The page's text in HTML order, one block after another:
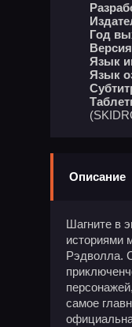
Год
Язык
Язык
Описание
Шагните в
историями
Рэдволла.
самое